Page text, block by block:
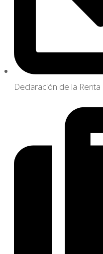
Declaración de la Renta